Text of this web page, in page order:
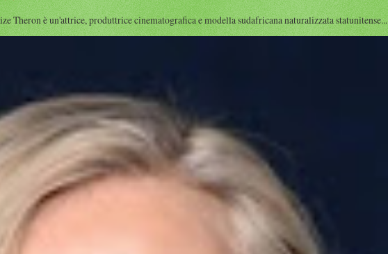
è un'attrice, produttrice cinematografica e modella sudafricana naturalizzata statunitense...